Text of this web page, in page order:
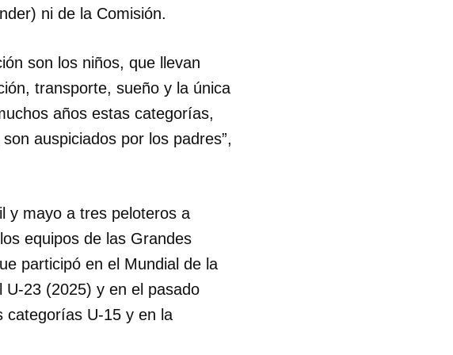
ni de la Comisión.
son los niños, que llevan
transporte, sueño y la única
años estas categorías,
auspiciados por los padres”,
y mayo a tres peloteros a
equipos de las Grandes
participó en el Mundial de la
23 (2025) y en el pasado
categorías U-15 y en la